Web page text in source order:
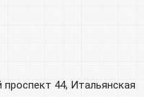
проспект 44, Итальянская